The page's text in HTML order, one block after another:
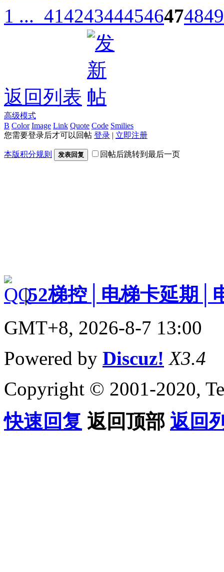
1 ... 414243444546474849
返回列表
高级模式
B Color Image Link Quote Code Smilies
您需要登录后才可以回帖 登录 | 立即注册
本版积分规则 发表回复 回帖后跳转到最后一页
|52梯控│电梯卡延期│
GMT+8, 2026-8-7 13:00
Powered by Discuz! X3.4
Copyright © 2001-2020,
快速回复 返回顶部 返回